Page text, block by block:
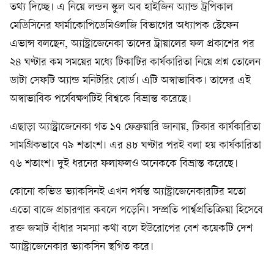
তথ্য দিচ্ছে। এ নিয়ে লন্ডন স্কুল অব হাইজিন অ্যান্ড ট্রপিকাল
মেডিসিনের ফার্মাকোপিডেমিওলজি বিভাগের অধ্যাপক স্টেফেন
এভান্স বলছেন, অ্যাস্ট্রাজেনেকা তাদের ট্রায়ালের ফল প্রকাশের পর
২৪ ঘণ্টার কম সময়ের মধ্যে টিকাটির কার্যকারিতা নিয়ে প্রশ্ন তোলেন
ডাটা সেফটি অ্যান্ড মনিটরিং বোর্ড। এটি অস্বাভাবিক। তাদের এই
অস্বাভাবিক পর্যেবক্ষণটিই বিশ্বকে বিভ্রান্ত করেছে।
এছাড়া অ্যাস্ট্রাজেনেকা গত ১৭ ফেব্রুয়ারি জানায়, টিকার কার্যকারিতা
সামগ্রিকভাবে ৭৯ শতাংশ। এর ৪৮ ঘণ্টার পরই বলা হয় কার্যকারিতা
৭৬ শতাংশ। দুই ধরনের ফলাফলও অনেককে বিভ্রান্ত করেছে।
কোনো কভিড ভ্যাকসিনই এখন পর্যন্ত অ্যাস্ট্রাজেনেকারটির মতো
এতো বাজে প্রচারণার কবলে পড়েনি। সম্প্রতি পার্শ্বপ্রতিক্রিয়া হিসেবে
রক্ত জমাট বাঁধার সমস্যা কথা বলে ইউরোপের বেশ কয়েকটি দেশ
অ্যাস্ট্রাজেনেকার ভ্যাকসিন স্থগিত করে।